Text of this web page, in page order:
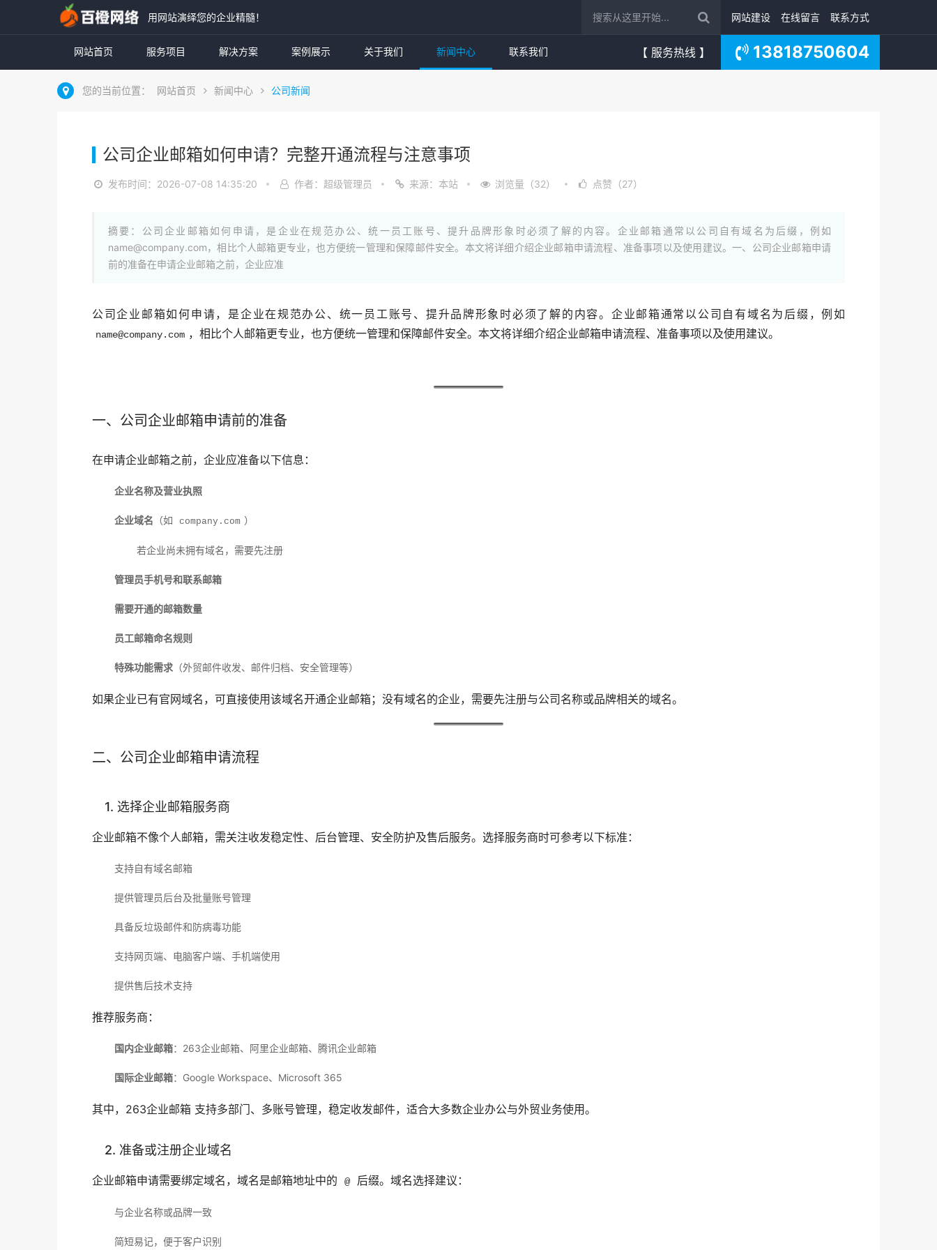
用网站演绎您的企业精髓！ 网站建设 在线留言 联系方式
网站首页 服务项目 解决方案 案例展示 关于我们 新闻中心 联系我们 【 服务热线 】 13818750604
您的当前位置： 网站首页 新闻中心 公司新闻
公司企业邮箱如何申请？完整开通流程与注意事项
发布时间：2026-07-08 14:35:20 作者：超级管理员 来源：本站 浏览量（32） 点赞（27）
摘要：公司企业邮箱如何申请，是企业在规范办公、统一员工账号、提升品牌形象时必须了解的内容。企业邮箱通常以公司自有域名为后缀，例如
name@company.com，相比个人邮箱更专业，也方便统一管理和保障邮件安全。本文将详细介绍企业邮箱申请流程、准备事项以及使用建议。一、公司企业邮箱申请
前的准备在申请企业邮箱之前，企业应准
name@company.com ，相比个人邮箱更专业，也方便统一管理和保障邮件安全。本文将详细介绍企业邮箱申请流程、准备事项以及使用建议。
一、公司企业邮箱申请前的准备
在申请企业邮箱之前，企业应准备以下信息：
企业名称及营业执照
企业域名 （如 company.com ）
若企业尚未拥有域名，需要先注册
管理员手机号和联系邮箱
需要开通的邮箱数量
员工邮箱命名规则
特殊功能需求 （外贸邮件收发、邮件归档、安全管理等）
如果企业已有官网域名，可直接使用该域名开通企业邮箱；没有域名的企业，需要先注册与公司名称或品牌相关的域名。
二、公司企业邮箱申请流程
1. 选择企业邮箱服务商
企业邮箱不像个人邮箱，需关注收发稳定性、后台管理、安全防护及售后服务。选择服务商时可参考以下标准：
支持自有域名邮箱
提供管理员后台及批量账号管理
具备反垃圾邮件和防病毒功能
支持网页端、电脑客户端、手机端使用
提供售后技术支持
推荐服务商：
国内企业邮箱：263企业邮箱、阿里企业邮箱、腾讯企业邮箱
国际企业邮箱：Google Workspace、Microsoft 365
其中，263企业邮箱 支持多部门、多账号管理，稳定收发邮件，适合大多数企业办公与外贸业务使用。
2. 准备或注册企业域名
企业邮箱申请需要绑定域名，域名是邮箱地址中的 @ 后缀。域名选择建议：
与企业名称或品牌一致
简短易记，便于客户识别